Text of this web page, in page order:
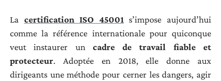
La certification ISO 45001s’impose aujourd’hui
comme la référence internationale pour quiconque
veut instaurer un cadre de travail fiable et
protecteur. Adoptée en 2018, elle donne aux
dirigeants une méthode pour cerner les dangers, agir